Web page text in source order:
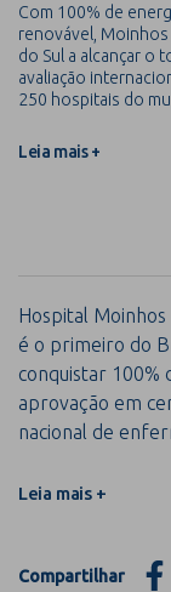
Com 100% de
renovável,
do Sul a alcançar o
avaliação
250 hospitais do
Leia mais +
Hospital
é o primeiro do
conquistar 100%
aprovação em
nacional de
Leia mais +
Compartilhar